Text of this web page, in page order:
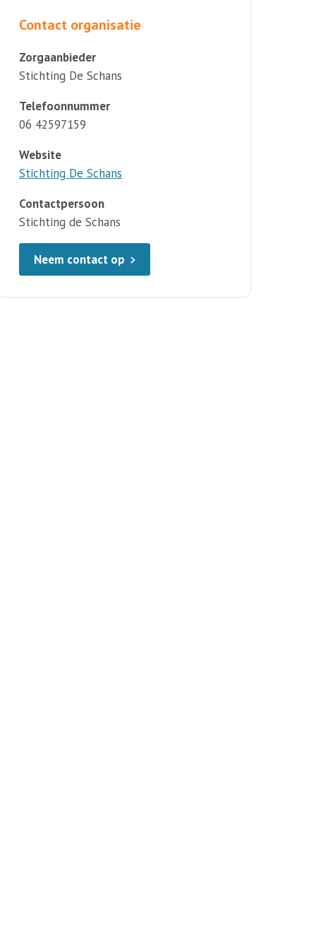
Contact organisatie
Zorgaanbieder
Stichting De Schans
Telefoonnummer
06 42597159
Website
Stichting De Schans
Contactpersoon
Stichting de Schans
Neem contact op